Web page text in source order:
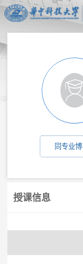
同专业
授课信息